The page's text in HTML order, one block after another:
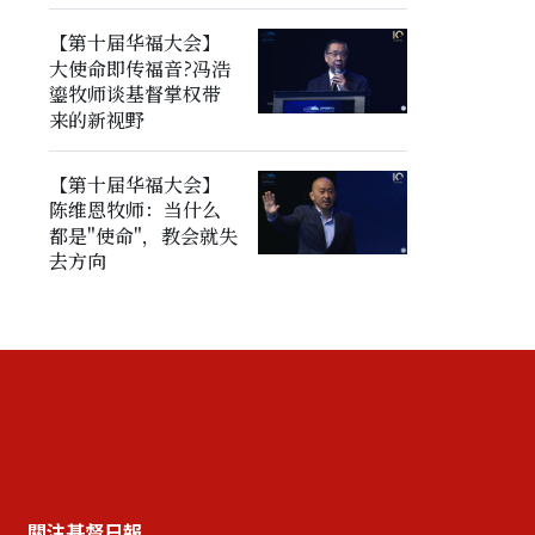
【第十届华福大会】
大使命即传福音?冯浩
鎏牧师谈基督掌权带
来的新视野
【第十届华福大会】
陈维恩牧师：当什么
都是"使命"，教会就失
去方向